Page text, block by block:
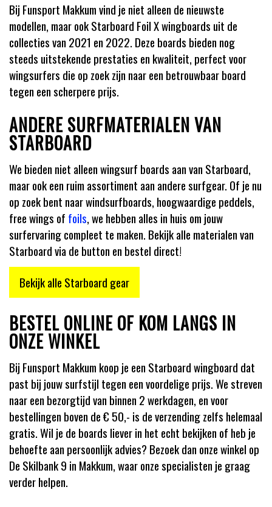
Bij Funsport Makkum vind je niet alleen de nieuwste
modellen, maar ook Starboard Foil X wingboards uit de
collecties van 2021 en 2022. Deze boards bieden nog
steeds uitstekende prestaties en kwaliteit, perfect voor
wingsurfers die op zoek zijn naar een betrouwbaar board
tegen een scherpere prijs.
ANDERE SURFMATERIALEN VAN
STARBOARD
We bieden niet alleen wingsurf boards aan van Starboard,
maar ook een ruim assortiment aan andere surfgear. Of je nu
op zoek bent naar windsurfboards, hoogwaardige peddels,
free wings of foils, we hebben alles in huis om jouw
surfervaring compleet te maken. Bekijk alle materialen van
Starboard via de button en bestel direct!
Bekijk alle Starboard gear
BESTEL ONLINE OF KOM LANGS IN
ONZE WINKEL
Bij Funsport Makkum koop je een Starboard wingboard dat
past bij jouw surfstijl tegen een voordelige prijs. We streven
naar een bezorgtijd van binnen 2 werkdagen, en voor
bestellingen boven de € 50,- is de verzending zelfs helemaal
gratis. Wil je de boards liever in het echt bekijken of heb je
behoefte aan persoonlijk advies? Bezoek dan onze winkel op
De Skilbank 9 in Makkum, waar onze specialisten je graag
verder helpen.